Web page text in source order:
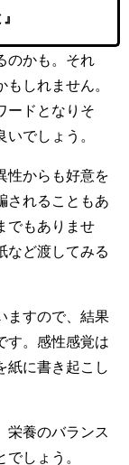
のかも。それ
しれません。
ードとなりそ
でしょう。
性からも好意を
されることもあ
でもありませ
など渡してみる
ますので、結果
す。感性感覚は
紙に書き起こし
栄養のバランス
しょう。